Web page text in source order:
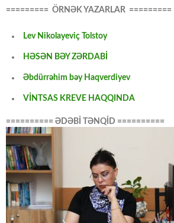
========= ÖRNƏK YAZARLAR =========
Lev Nikolayeviç Tolstoy
HƏSƏN BƏY ZƏRDABİ
Əbdürrəhim bəy Haqverdiyev
VİNTSAS KREVE HAQQINDA
========== ƏDƏBİ TƏNQİD ==========